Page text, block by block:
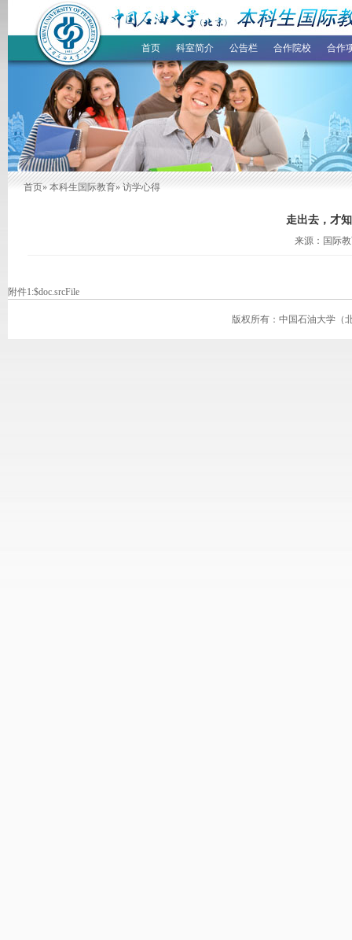
首页 科室简介 公告栏 合作院校 合作
首页» 本科生国际教育» 访学心得
走出去，才
来源：国际
附件1:$doc.srcFile
版权所有：中国石油大学（